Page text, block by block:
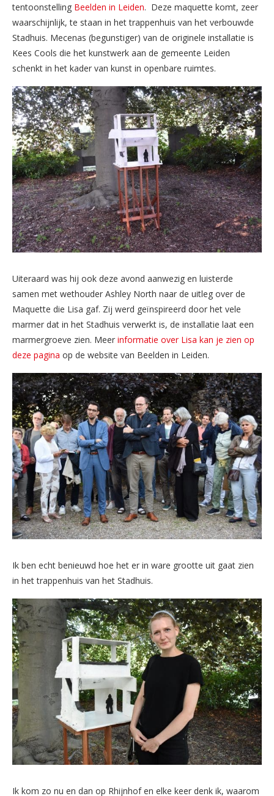
tentoonstelling Beelden in Leiden. Deze maquette komt, zeer
waarschijnlijk, te staan in het trappenhuis van het verbouwde
Stadhuis. Mecenas (begunstiger) van de originele installatie is
Kees Cools die het kunstwerk aan de gemeente Leiden
schenkt in het kader van kunst in openbare ruimtes.
Uiteraard was hij ook deze avond aanwezig en luisterde
samen met wethouder Ashley North naar de uitleg over de
Maquette die Lisa gaf. Zij werd geïnspireerd door het vele
marmer dat in het Stadhuis verwerkt is, de installatie laat een
marmergroeve zien. Meer informatie over Lisa kan je zien op
deze pagina op de website van Beelden in Leiden.
Ik ben echt benieuwd hoe het er in ware grootte uit gaat zien
in het trappenhuis van het Stadhuis.
Ik kom zo nu en dan op Rhijnhof en elke keer denk ik, waarom